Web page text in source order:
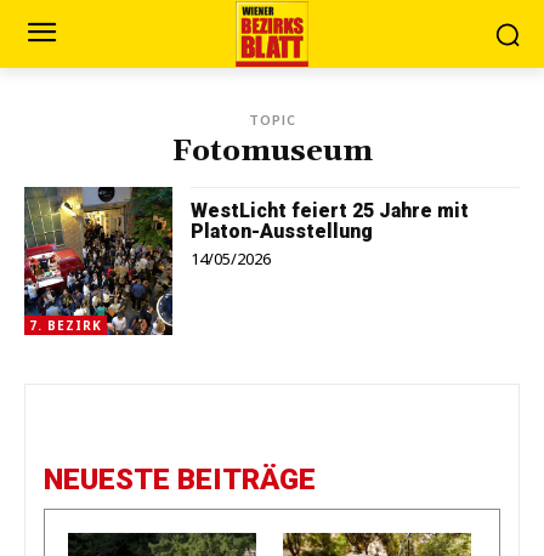
TOPIC
Fotomuseum
7. BEZIRK
WestLicht feiert 25 Jahre mit
Platon-Ausstellung
14/05/2026
NEUESTE BEITRÄGE